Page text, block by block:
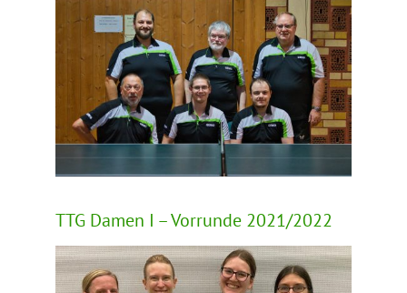
TTG Damen I – Vorrunde 2021/2022